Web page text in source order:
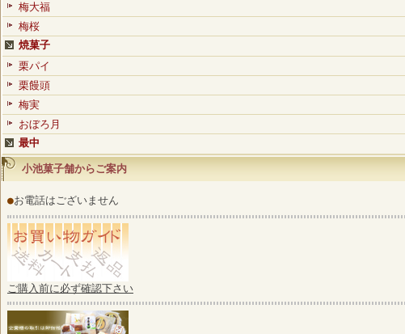
梅大福
梅桜
焼菓子
栗パイ
栗饅頭
梅実
おぼろ月
最中
小池菓子舗からご案内
●お電話はございません
ご購入前に必ず確認下さい